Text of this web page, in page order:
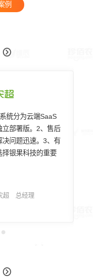
例

统分为云端SaaS
部署版。2、售后
决问题迅速。3、有
择银果科技的重要
超 总经理
